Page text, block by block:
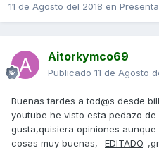
11 de Agosto del 2018 en
Aitorkymco69
Publicado 11 de Agosto
Buenas tardes a tod@s desde
youtube he visto esta pedazo
gusta,quisiera opiniones
cosas muy buenas,- EDITADO.